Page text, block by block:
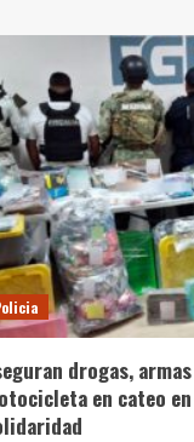
drogas,
en cateo en